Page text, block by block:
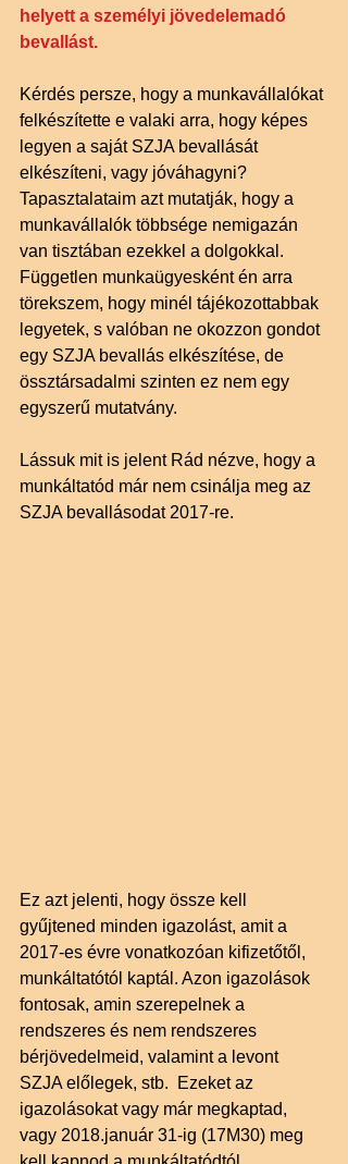
helyett a személyi jövedelemadó
bevallást.
Kérdés persze, hogy a munkavállalókat
felkészítette e valaki arra, hogy képes
legyen a saját SZJA bevallását
elkészíteni, vagy jóváhagyni?
Tapasztalataim azt mutatják, hogy a
munkavállalók többsége nemigazán
van tisztában ezekkel a dolgokkal.
Független munkaügyesként én arra
törekszem, hogy minél tájékozottabbak
legyetek, s valóban ne okozzon gondot
egy SZJA bevallás elkészítése, de
össztársadalmi szinten ez nem egy
egyszerű mutatvány.
Lássuk mit is jelent Rád nézve, hogy a
munkáltatód már nem csinálja meg az
SZJA bevallásodat 2017-re.
Ez azt jelenti, hogy össze kell
gyűjtened minden igazolást, amit a
2017-es évre vonatkozóan kifizetőtől,
munkáltatótól kaptál. Azon igazolások
fontosak, amin szerepelnek a
rendszeres és nem rendszeres
bérjövedelmeid, valamint a levont
SZJA előlegek, stb.  Ezeket az
igazolásokat vagy már megkaptad,
vagy 2018.január 31-ig (17M30) meg